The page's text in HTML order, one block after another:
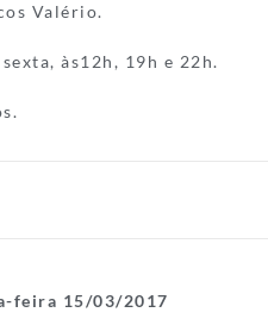
Valério.
sexta, às12h, 19h e 22h.
feira 15/03/2017